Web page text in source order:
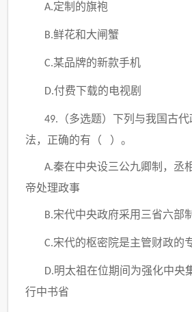
A.定制的旗袍
B.鲜花和大闸蟹
C.某品牌的新款手机
D.付费下载的电视剧
49. （多选题） 下列与我国古
法，正确的有（
）。
A.秦在中央设三公九卿制，丞
帝处理政事
B.宋代中央政府采用三省六部制
C.宋代的枢密院是主管财政的
D.明太祖在位期间为强化中央
行中书省